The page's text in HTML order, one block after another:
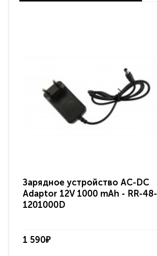
Зарядное устройство AC-DC
Adaptor 12V 1000 mAh - RR-48-
1201000D
1 590₽